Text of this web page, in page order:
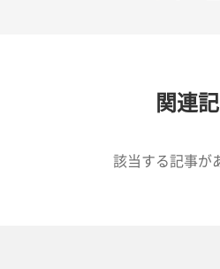
関連
該当する記事が